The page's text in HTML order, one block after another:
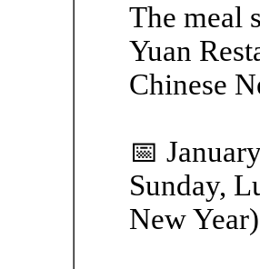
The meal
Yuan
Chinese
📅
Sunday,
New Year)